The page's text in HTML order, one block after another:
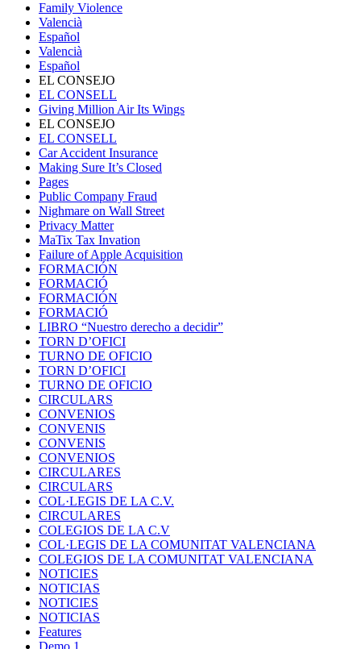
Family Violence
Valencià
Español
Valencià
Español
EL CONSEJO
EL CONSELL
Giving Million Air Its Wings
EL CONSEJO
EL CONSELL
Car Accident Insurance
Making Sure It’s Closed
Pages
Public Company Fraud
Nighmare on Wall Street
Privacy Matter
MaTix Tax Invation
Failure of Apple Acquisition
FORMACIÓN
FORMACIÓ
FORMACIÓN
FORMACIÓ
LIBRO “Nuestro derecho a decidir”
TORN D’OFICI
TURNO DE OFICIO
TORN D’OFICI
TURNO DE OFICIO
CIRCULARS
CONVENIOS
CONVENIS
CONVENIS
CONVENIOS
CIRCULARES
CIRCULARS
COL·LEGIS DE LA C.V.
CIRCULARES
COLEGIOS DE LA C.V
COL·LEGIS DE LA COMUNITAT VALENCIANA
COLEGIOS DE LA COMUNITAT VALENCIANA
NOTICIES
NOTICIAS
NOTICIES
NOTICIAS
Features
Demo 1